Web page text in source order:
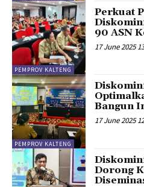
PEMPROV KALTENG
Perkuat
90 ASN
17 June 2025
PEMPROV KALTENG
Bangun
17 June 2025
Dorong